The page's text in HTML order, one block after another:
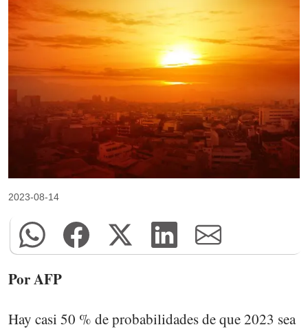
2023-08-14
Por AFP
Hay casi 50 % de probabilidades de que 2023 sea